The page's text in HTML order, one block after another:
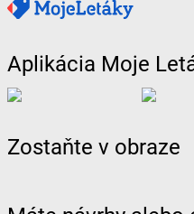
Aplikácia Moje
Zostaňte v obraze